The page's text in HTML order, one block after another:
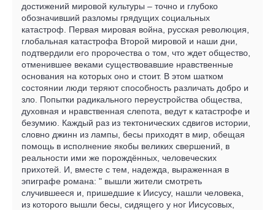
достижений мировой культуры – точно и глубоко
обозначивший разломы грядущих социальных
катастроф. Первая мировая война, русская революция,
глобальная катастрофа Второй мировой и наши дни,
подтвердили его пророчества о том, что ждет общество,
отменившее веками существовавшие нравственные
основания на которых оно и стоит. В этом шатком
состоянии люди теряют способность различать добро и
зло. Попытки радикального переустройства общества,
духовная и нравственная слепота, ведут к катастрофе и
безумию. Каждый раз из тектонических сдвигов истории,
словно джинн из лампы, бесы приходят в мир, обещая
помощь в исполнение якобы великих свершений, в
реальности ими же порождённых, человеческих
прихотей. И, вместе с тем, надежда, выраженная в
эпиграфе романа: " вышли жители смотреть
случившееся и, пришедшие к Иисусу, нашли человека,
из которого вышли бесы, сидящего у ног Иисусовых,